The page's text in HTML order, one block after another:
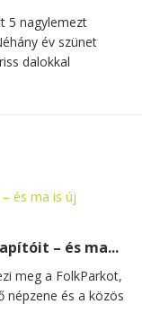
5 nagylemezt
év szünet
dalokkal
– és ma...
meg a FolkParkot,
népzene és a közös